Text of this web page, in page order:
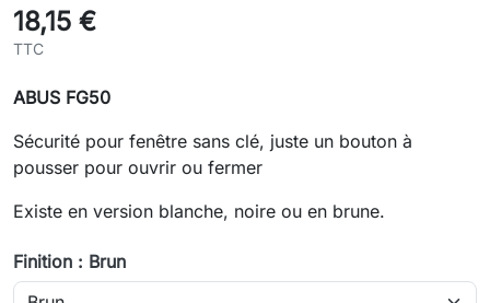
18,15 €
TTC
ABUS FG50
Sécurité pour fenêtre sans clé, juste un bouton à
pousser pour ouvrir ou fermer
Existe en version blanche, noire ou en brune.
Finition : Brun